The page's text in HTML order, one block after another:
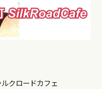
クロードカフェ